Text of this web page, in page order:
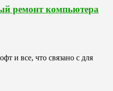
ремонт компьютера
и все, что связано с для